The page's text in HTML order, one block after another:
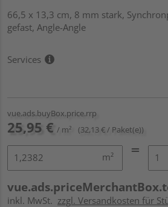
66,5 x 13,3 cm, 8 mm stark,
gefast, Angle-Angle
Services
vue.ads.buyBox.price.rrp
25,95 € / m² (32,13 € / Paket(e))
m²
inkl. MwSt. zzgl. Versandkosten für